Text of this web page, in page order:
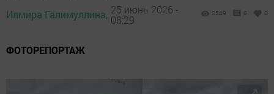
Илмира Галимуллина, 25 июнь 2026 -
08:29
2549 0 0
ФОТОРЕПОРТАЖ